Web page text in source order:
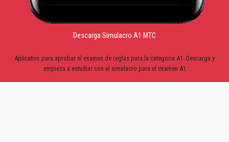
Descarga Simulacro A1 MTC
Aplicativo para aprobar el examen de reglas para la categoria A1. Descarga y
empieza a estudiar con el simulacro para el examen A1